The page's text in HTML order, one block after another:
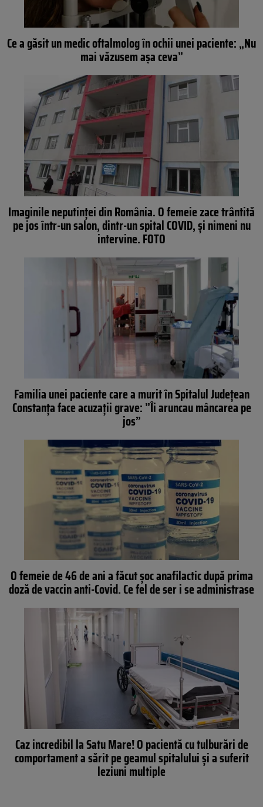
Ce a găsit un medic oftalmolog în ochii unei paciente: „Nu
mai văzusem aşa ceva”
Imaginile neputinței din România. O femeie zace trântită
pe jos într-un salon, dintr-un spital COVID, și nimeni nu
intervine. FOTO
Familia unei paciente care a murit în Spitalul Județean
Constanța face acuzații grave: ”Îi aruncau mâncarea pe
jos”
O femeie de 46 de ani a făcut șoc anafilactic după prima
doză de vaccin anti-Covid. Ce fel de ser i se administrase
Caz incredibil la Satu Mare! O pacientă cu tulburări de
comportament a sărit pe geamul spitalului și a suferit
leziuni multiple